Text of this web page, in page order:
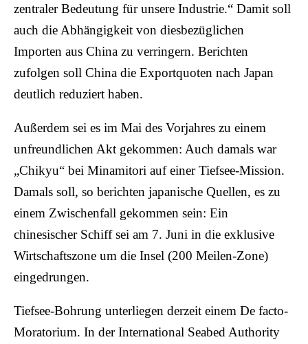
zentraler Bedeutung für unsere Industrie.“ Damit soll
auch die Abhängigkeit von diesbezüglichen
Importen aus China zu verringern. Berichten
zufolgen soll China die Exportquoten nach Japan
deutlich reduziert haben.
Außerdem sei es im Mai des Vorjahres zu einem
unfreundlichen Akt gekommen: Auch damals war
„Chikyu“ bei Minamitori auf einer Tiefsee-Mission.
Damals soll, so berichten japanische Quellen, es zu
einem Zwischenfall gekommen sein: Ein
chinesischer Schiff sei am 7. Juni in die exklusive
Wirtschaftszone um die Insel (200 Meilen-Zone)
eingedrungen.
Tiefsee-Bohrung unterliegen derzeit einem De facto-
Moratorium. In der International Seabed Authority